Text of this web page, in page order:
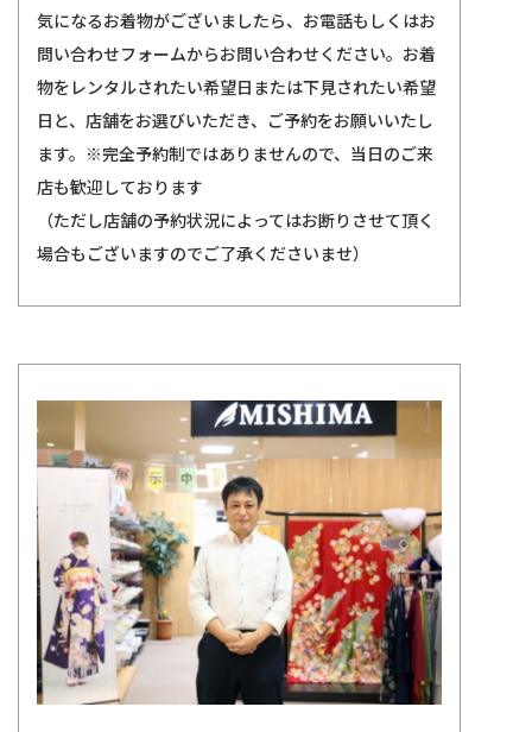
気になるお着物がございましたら、お電話もしくはお
問い合わせフォームからお問い合わせください。お着
物をレンタルされたい希望日または下見されたい希望
日と、店舗をお選びいただき、ご予約をお願いいたし
ます。※完全予約制ではありませんので、当日のご来
店も歓迎しております
（ただし店舗の予約状況によってはお断りさせて頂く
場合もございますのでご了承くださいませ）